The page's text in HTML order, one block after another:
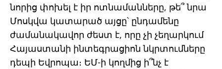
նորից փոխել է իր ոտնամանները, թե՞ նրա
Մոսկվա կատարած այցը՝ ընդամենը
ժամանակավոր ժեստ է, որը չի չեղարկում
Հայաստանի ինտեգրացիոն նկրտումները
դեպի Եվրոպա։ ԵՄ-ի կողմից ի՞նչ է